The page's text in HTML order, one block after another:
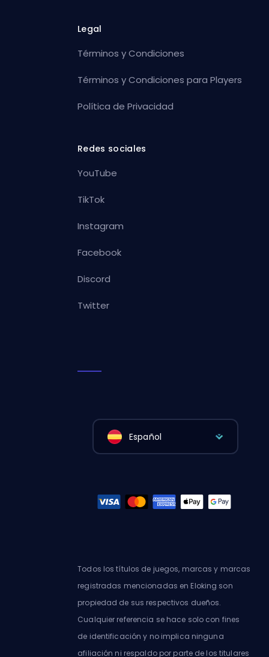
Legal
Términos y Condiciones
Términos y Condiciones para Players
Política de Privacidad
Redes sociales
YouTube
TikTok
Instagram
Facebook
Discord
Twitter
Español
Todos los títulos de juegos, marcas y marcas
registradas mencionadas en Eloking son
propiedad de sus respectivos dueños.
Cualquier referencia se hace solo con fines
de identificación y no implica ninguna
afiliación ni respaldo por parte de los titulares